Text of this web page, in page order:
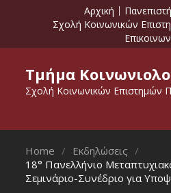
Αρχική
Σχολή Κοινωνικών
Τμήμα
Σχολή Κοινωνικών Επιστημών
Home
Εκδηλώσεις
18° Πανελλήνιο
Σεμινάριο-Συνέδριο για